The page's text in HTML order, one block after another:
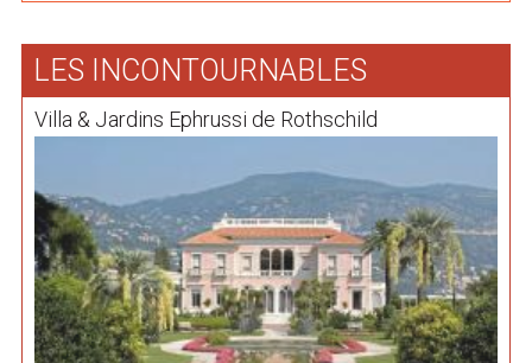
LES INCONTOURNABLES
Villa & Jardins Ephrussi de Rothschild